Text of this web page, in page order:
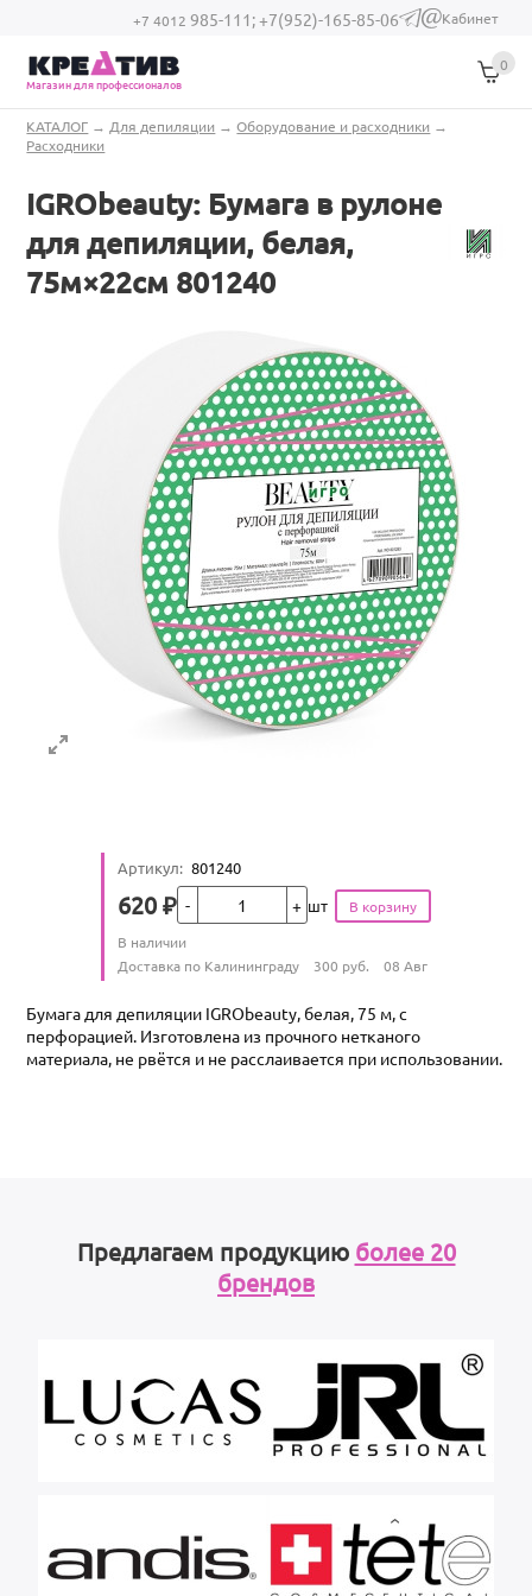
Перейти к основному содержанию
+7 4012 985-111;+7(952)-165-85-06
(link sends e-
Кабинет
Магазин для профессионалов
0
Вы здесь
КАТАЛОГ → Для депиляции →Оборудование и расходники →
Расходники
IGRObeauty: Бумага в рулоне
для депиляции, белая,
75м×22см 801240
Артикул: 801240
Цена
620 ₽Кол-во шт
Количество
В наличии
Условия доставки
Доставка по Калининграду 300 руб. 08 Авг
Бумага для депиляции IGRObeauty, белая, 75 м, с
перфорацией. Изготовлена из прочного нетканого
материала, не рвётся и не расслаивается при использовании.
Предлагаем продукцию более 20
брендов